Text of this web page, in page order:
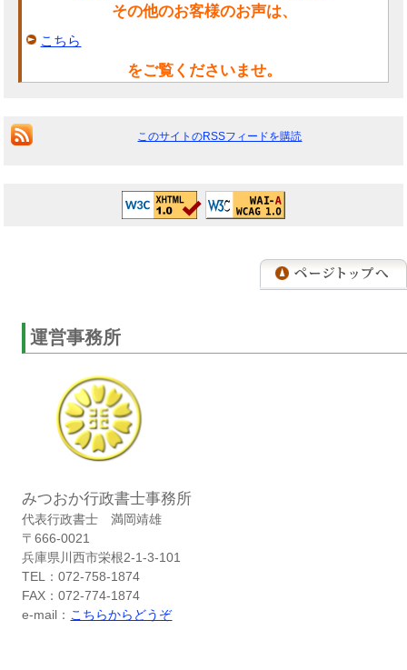
その他のお客様のお声は、
こちら
をご覧くださいませ。
このサイトのRSSフィードを購読
運営事務所
みつおか行政書士事務所
代表行政書士 満岡靖雄
〒666-0021
兵庫県川西市栄根2-1-3-101
TEL：072-758-1874
FAX：072-774-1874
e-mail： こちらからどうぞ